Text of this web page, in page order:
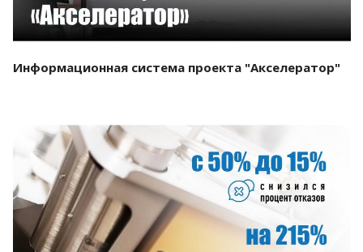
Информационная система проекта "Акселератор"